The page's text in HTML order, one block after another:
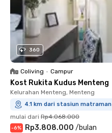
360
Coliving • Campur
Kost Rukita Kudus Menteng
Kelurahan Menteng, Menteng
4.1 km dari stasiun matraman
mulai dari Rp4.068.000
-6% Rp3.808.000 /bulan